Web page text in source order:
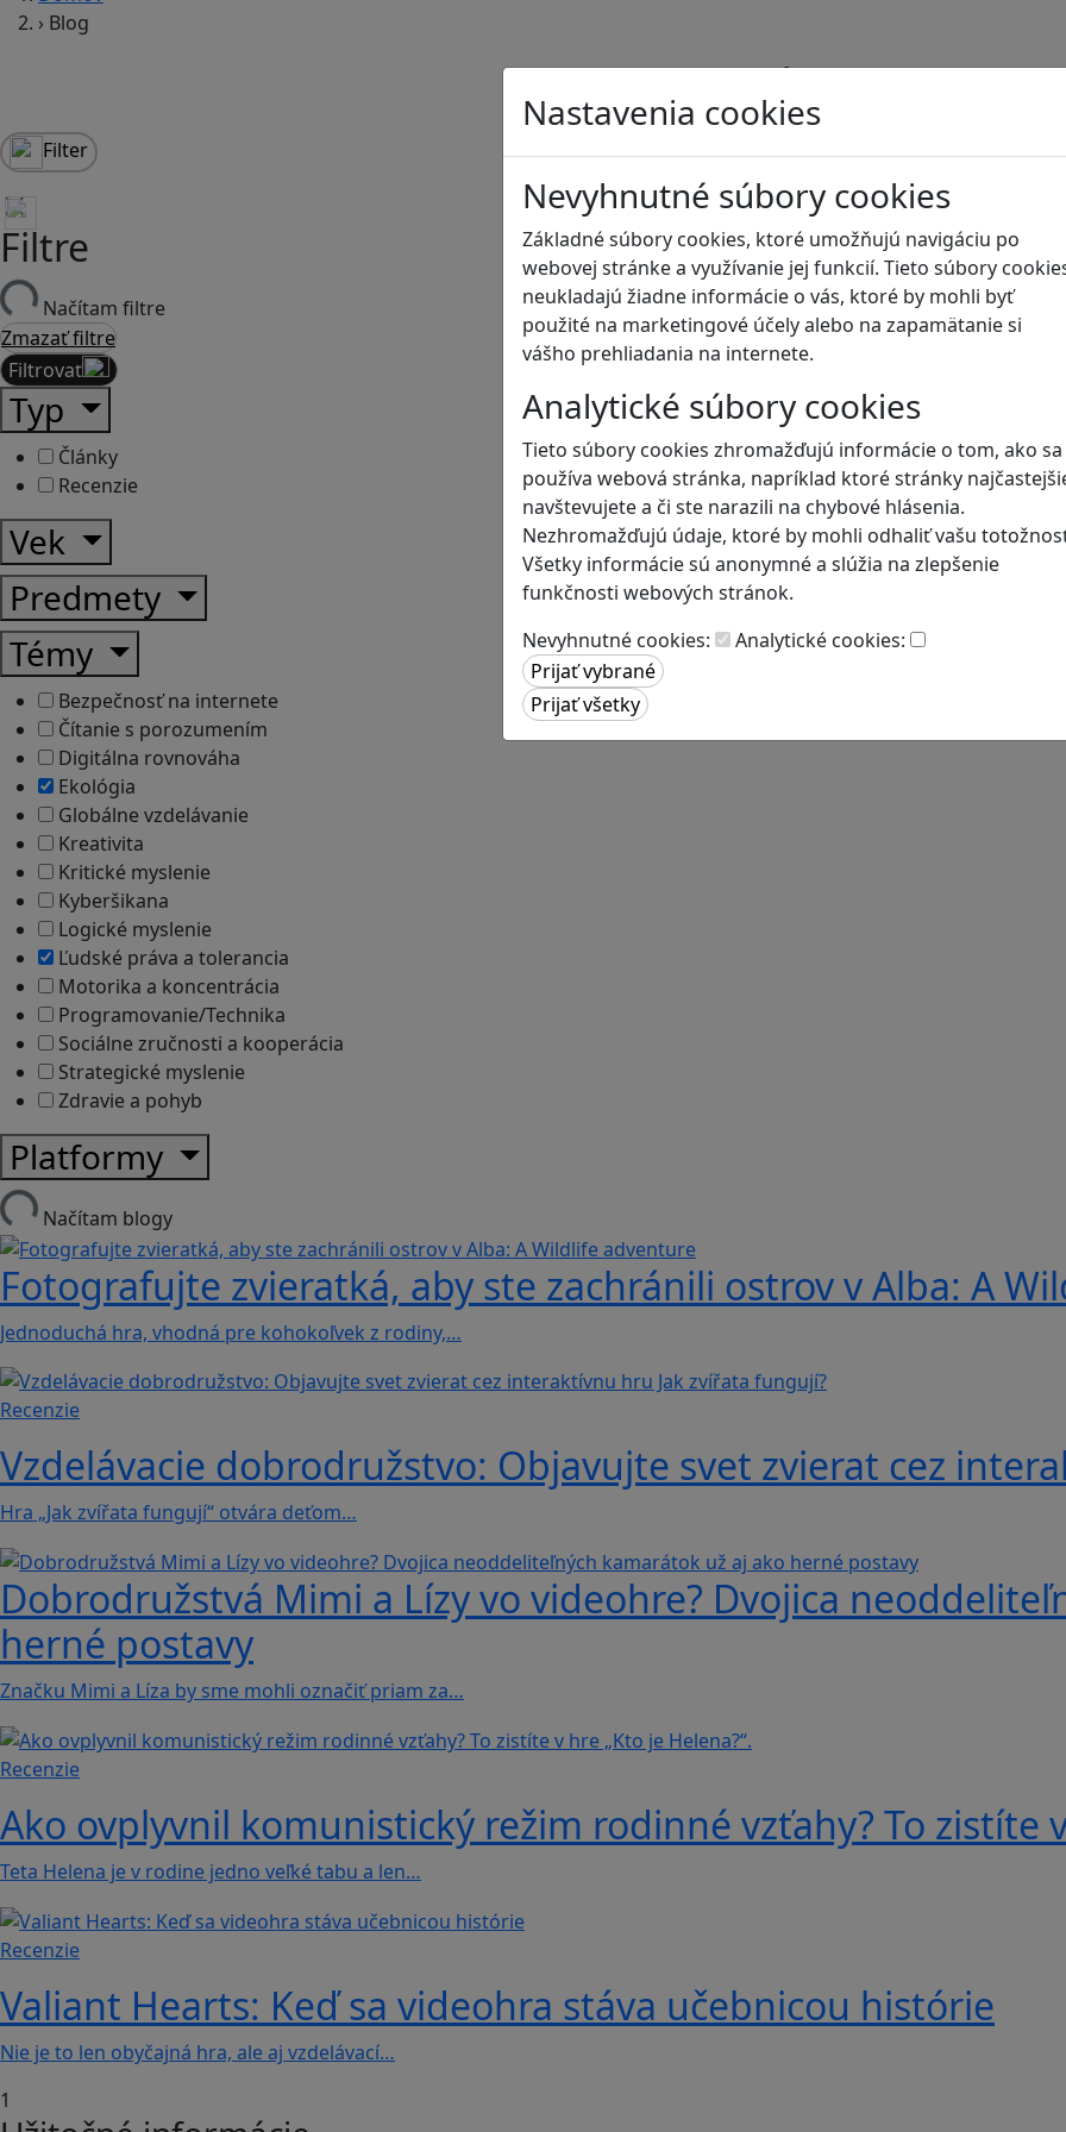
Nastavenia cookies
Nevyhnutné súbory cookies
Základné súbory cookies, ktoré umožňujú navigáciu po
webovej stránke a využívanie jej funkcií. Tieto súbory
neukladajú žiadne informácie o vás, ktoré by mohli byť
použité na marketingové účely alebo na zapamätanie si
vášho prehliadania na internete.
Analytické súbory cookies
Tieto súbory cookies zhromažďujú informácie o tom, ako sa
používa webová stránka, napríklad ktoré stránky
navštevujete a či ste narazili na chybové hlásenia.
Nezhromažďujú údaje, ktoré by mohli odhaliť vašu
Všetky informácie sú anonymné a slúžia na zlepšenie
funkčnosti webových stránok.
Nevyhnutné cookies:
Analytické cookies:
› Blog
Blog
Filter
Filtre
Načítam filtre
Zmazať filtre
Filtrovať
Typ
Články
Recenzie
Vek
Predmety
Témy
Bezpečnosť na internete
Čítanie s porozumením
Digitálna rovnováha
Ekológia
Globálne vzdelávanie
Kreativita
Kritické myslenie
Kyberšikana
Logické myslenie
Ľudské práva a tolerancia
Motorika a koncentrácia
Programovanie/Technika
Sociálne zručnosti a kooperácia
Strategické myslenie
Zdravie a pohyb
Platformy
Načítam blogy
Fotografujte zvieratká, aby ste zachránili ostrov v Alba: A
Jednoduchá hra, vhodná pre kohokoľvek z rodiny,…
Recenzie
Vzdelávacie dobrodružstvo: Objavujte svet zvierat cez
Hra „Jak zvířata fungují“ otvára deťom…
Dobrodružstvá Mimi a Lízy vo videohre? Dvojica
herné postavy
Značku Mimi a Líza by sme mohli označiť priam za…
Recenzie
Ako ovplyvnil komunistický režim rodinné vzťahy? To zistíte
Teta Helena je v rodine jedno veľké tabu a len…
Recenzie
Valiant Hearts: Keď sa videohra stáva učebnicou histórie
Nie je to len obyčajná hra, ale aj vzdelávací…
1